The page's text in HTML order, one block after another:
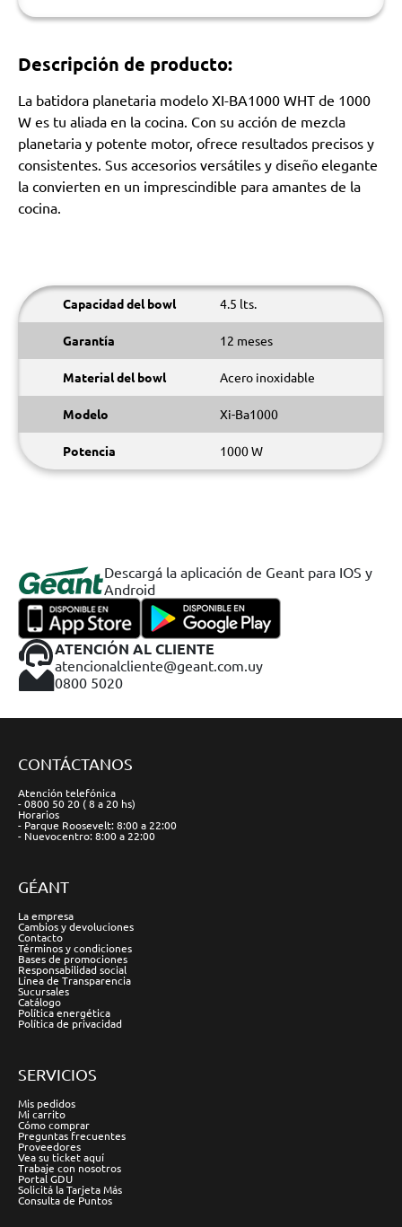
Descripción de producto:
La batidora planetaria modelo XI-BA1000 WHT de 1000
W es tu aliada en la cocina. Con su acción de mezcla
planetaria y potente motor, ofrece resultados precisos y
consistentes. Sus accesorios versátiles y diseño elegante
la convierten en un imprescindible para amantes de la
cocina.
Capacidad del bowl 4.5 lts.
Garantía 12 meses
Material del bowl Acero inoxidable
Modelo Xi-Ba1000
Potencia 1000 W
Descargá la aplicación de Geant para IOS y
Android
ATENCIÓN AL CLIENTE
atencionalcliente@geant.com.uy
0800 5020
CONTÁCTANOS
Atención telefónica
- 0800 50 20 ( 8 a 20 hs)
Horarios
- Parque Roosevelt: 8:00 a 22:00
- Nuevocentro: 8:00 a 22:00
GÉANT
La empresa
Cambios y devoluciones
Contacto
Términos y condiciones
Bases de promociones
Responsabilidad social
Línea de Transparencia
Sucursales
Catálogo
Política energética
Política de privacidad
SERVICIOS
Mis pedidos
Mi carrito
Cómo comprar
Preguntas frecuentes
Proveedores
Vea su ticket aquí
Trabaje con nosotros
Portal GDU
Solicitá la Tarjeta Más
Consulta de Puntos